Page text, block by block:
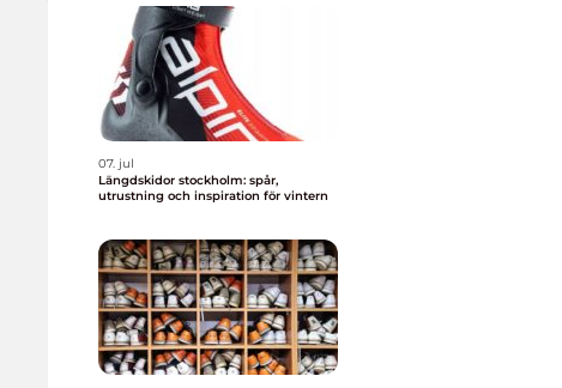
07. jul
Längdskidor stockholm: spår,
utrustning och inspiration för vintern